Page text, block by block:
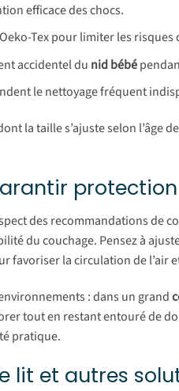
efficace des chocs.
Tex pour limiter les risques
accidentel du nid bébé
le nettoyage fréquent
la taille s’ajuste selon l’âge
des recommandations de
du couchage. Pensez à
favoriser la circulation de l’air
: dans un grand
tout en restant entouré de
pratique.
lit et autres